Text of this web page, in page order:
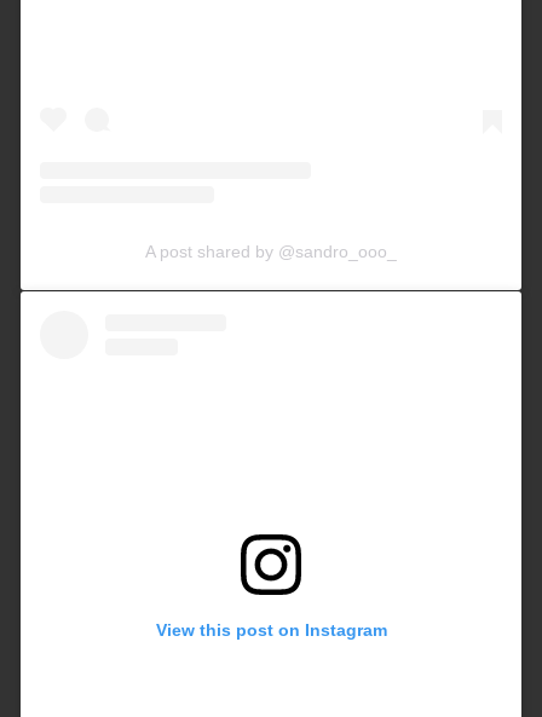
A post shared by @sandro_ooo_
View this post on Instagram